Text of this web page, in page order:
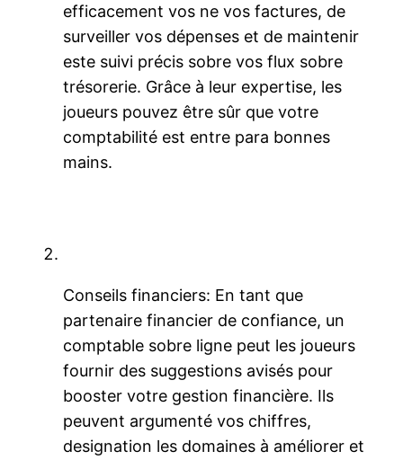
efficacement vos ne vos factures, de
surveiller vos dépenses et de maintenir
este suivi précis sobre vos flux sobre
trésorerie. Grâce à leur expertise, les
joueurs pouvez être sûr que votre
comptabilité est entre para bonnes
mains.
Conseils financiers: En tant que
partenaire financier de confiance, un
comptable sobre ligne peut les joueurs
fournir des suggestions avisés pour
booster votre gestion financière. Ils
peuvent argumenté vos chiffres,
designation les domaines à améliorer et